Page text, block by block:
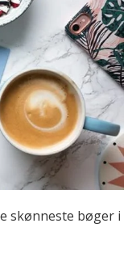
skønneste bøger i